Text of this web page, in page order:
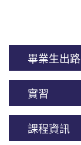
畢業生出路
實習
課程資訊